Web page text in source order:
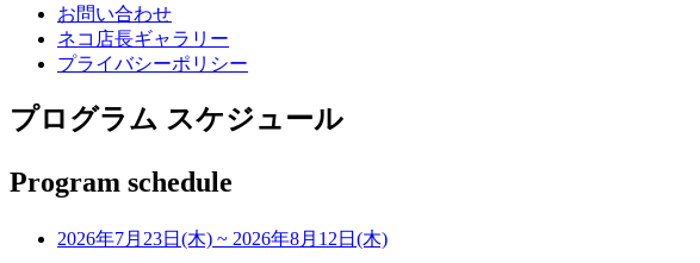
お問い合わせ
ネコ店長ギャラリー
プライバシーポリシー
プログラム スケジュール
Program schedule
2026年7月23日(木) ~ 2026年8月12日(木)